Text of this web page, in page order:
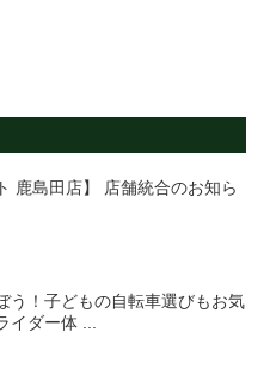
鹿島田店】 店舗統合のお知ら
う！子どもの自転車選びもお気
イダー体 ...